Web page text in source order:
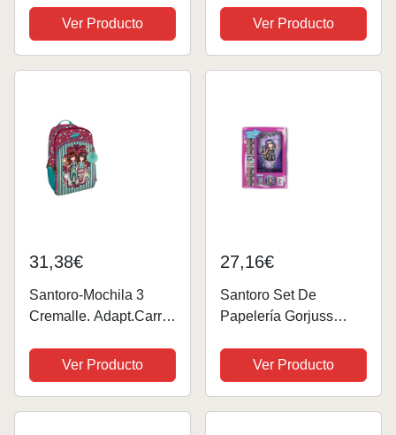
ONE SECOND"
Ver Producto
Away
34,5X43,5X22Cm,
Multicolor, Talla única
Ver Producto
31,38€
Santoro-Mochila 3
Cremalle. Adapt.Carro
Fireworks
29X45X17Cm,
Multicolor (1110GJ07T)
Ver Producto
27,16€
Santoro Set De
Papelería Gorjuss
Away 14,5X20X2Cm,
Multicolor (1038GJ12)
Ver Producto